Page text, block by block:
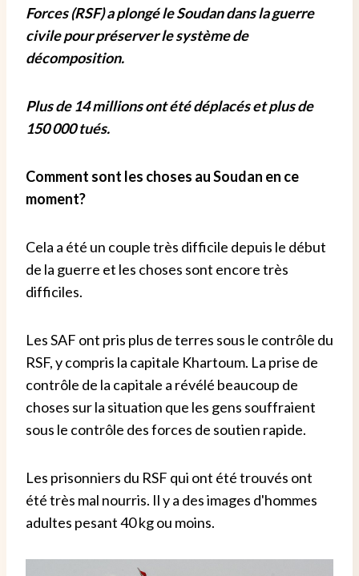
Forces (RSF) a plongé le Soudan dans la guerre
civile pour préserver le système de
décomposition.
Plus de 14 millions ont été déplacés et plus de
150 000 tués.
Comment sont les choses au Soudan en ce
moment?
Cela a été un couple très difficile depuis le début
de la guerre et les choses sont encore très
difficiles.
Les SAF ont pris plus de terres sous le contrôle du
RSF, y compris la capitale Khartoum. La prise de
contrôle de la capitale a révélé beaucoup de
choses sur la situation que les gens souffraient
sous le contrôle des forces de soutien rapide.
Les prisonniers du RSF qui ont été trouvés ont
été très mal nourris. Il y a des images d'hommes
adultes pesant 40 kg ou moins.